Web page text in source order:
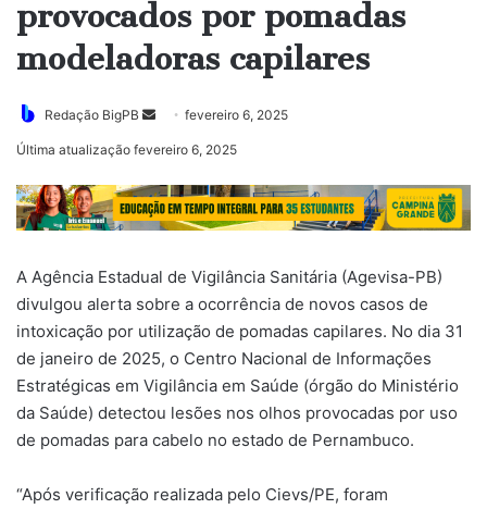
provocados por pomadas
modeladoras capilares
Redação BigPB
Mande
mail
fevereiro 6, 2025
Última atualização fevereiro 6, 2025
A Agência Estadual de Vigilância Sanitária (Agevisa-PB)
divulgou alerta sobre a ocorrência de novos casos de
intoxicação por utilização de pomadas capilares. No dia 31
de janeiro de 2025, o Centro Nacional de Informações
Estratégicas em Vigilância em Saúde (órgão do Ministério
da Saúde) detectou lesões nos olhos provocadas por uso
de pomadas para cabelo no estado de Pernambuco.
“Após verificação realizada pelo Cievs/PE, foram